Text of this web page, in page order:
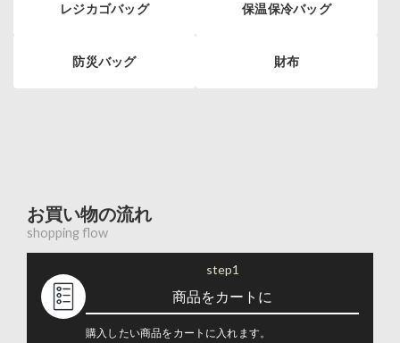
レジカゴバッグ 保温保冷バッグ
防災バッグ 財布
お買い物の流れ
shopping flow
step1
商品をカートに
購入したい商品をカートに入れます。